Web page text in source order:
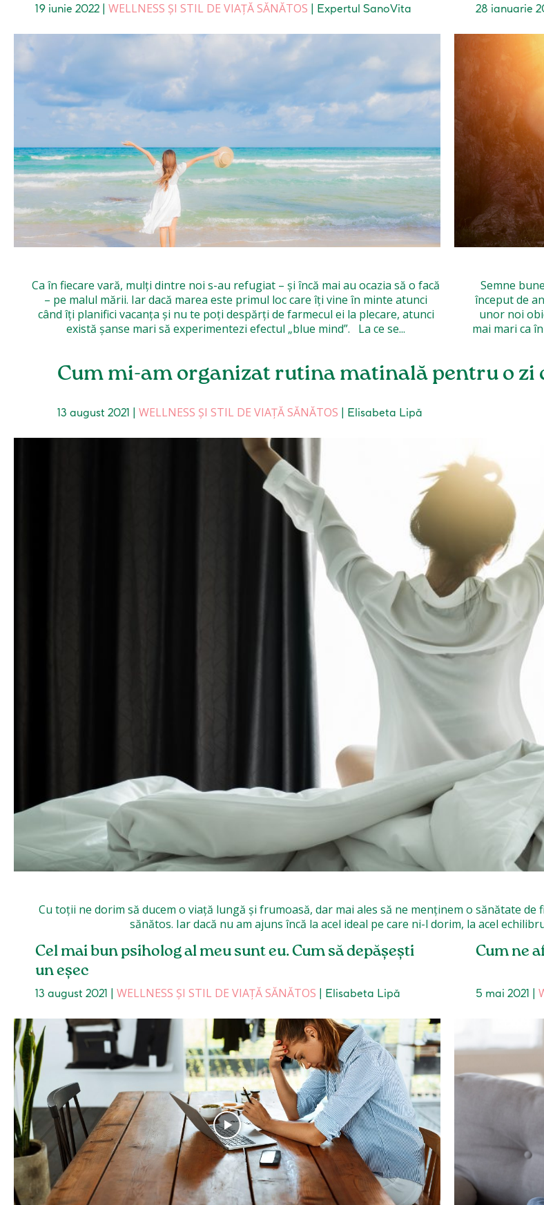
19 iunie 2022| WELLNESS ȘI STIL DE VIAȚĂ SĂNĂTOS | Expertul SanoVita
Ca în fiecare vară, mulți dintre noi s-au refugiat – și încă mai au ocazia să o facă
– pe malul mării. Iar dacă marea este primul loc care îți vine în minte atunci
când îți planifici vacanța și nu te poți despărți de farmecul ei la plecare, atunci
există șanse mari să experimentezi efectul „blue mind”. La ce se...
28 ianuarie
Semne
început de
unor noi
mai mari ca în anul
Cum mi-am organizat rutina matinală pentru o zi
13 august 2021 | WELLNESS ȘI STIL DE VIAȚĂ SĂNĂTOS | Elisabeta Lipă
sănătos. Iar dacă nu am ajuns încă la acel ideal pe care ni-l dorim, la acel
Cel mai bun psiholog al meu sunt eu. Cum să depășești
un eșec
13 august 2021 | WELLNESS ȘI STIL DE VIAȚĂ SĂNĂTOS | Elisabeta Lipă
Cum ne
5 mai 2021 |